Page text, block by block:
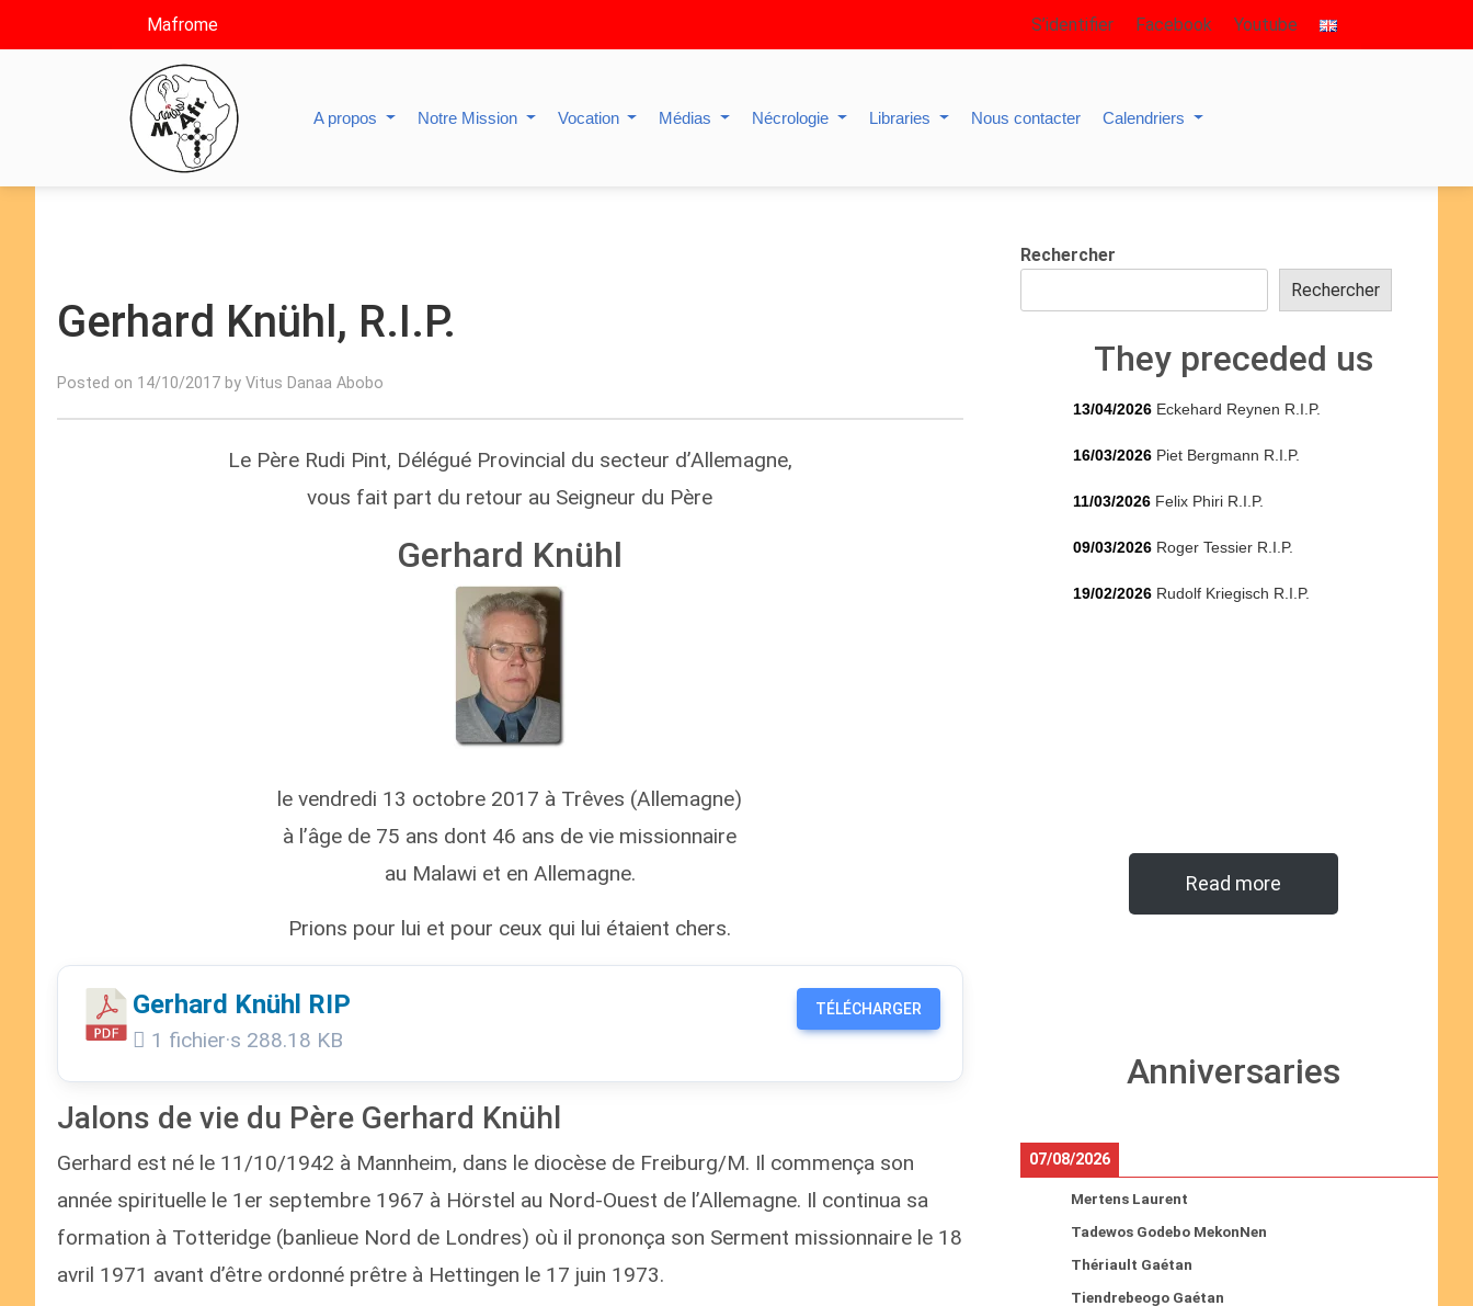
Mafrome S’identifier Facebook Youtube
A propos Notre Mission Vocation Médias Nécrologie Libraries Nous contacter Calendriers
Gerhard Knühl, R.I.P.
Posted on 14/10/2017 by Vitus Danaa Abobo
Le Père Rudi Pint, Délégué Provincial du secteur d’Allemagne,
vous fait part du retour au Seigneur du Père
Gerhard Knühl
le vendredi 13 octobre 2017 à Trêves (Allemagne)
à l’âge de 75 ans dont 46 ans de vie missionnaire
au Malawi et en Allemagne.
Prions pour lui et pour ceux qui lui étaient chers.
Gerhard Knühl RIP
1 fichier·s 288.18 KB
TÉLÉCHARGER
Jalons de vie du Père Gerhard Knühl
Gerhard est né le 11/10/1942 à Mannheim, dans le diocèse de Freiburg/M. Il commença son
année spirituelle le 1er septembre 1967 à Hörstel au Nord-Ouest de l’Allemagne. Il continua sa
formation à Totteridge (banlieue Nord de Londres) où il prononça son Serment missionnaire le 18
avril 1971 avant d’être ordonné prêtre à Hettingen le 17 juin 1973.
Rechercher
Rechercher
They preceded us
13/04/2026 Eckehard Reynen R.I.P.
16/03/2026 Piet Bergmann R.I.P.
11/03/2026 Felix Phiri R.I.P.
09/03/2026 Roger Tessier R.I.P.
19/02/2026 Rudolf Kriegisch R.I.P.
Read more
Anniversaries
07/08/2026
Mertens Laurent
Tadewos Godebo MekonNen
Thériault Gaétan
Tiendrebeogo Gaétan